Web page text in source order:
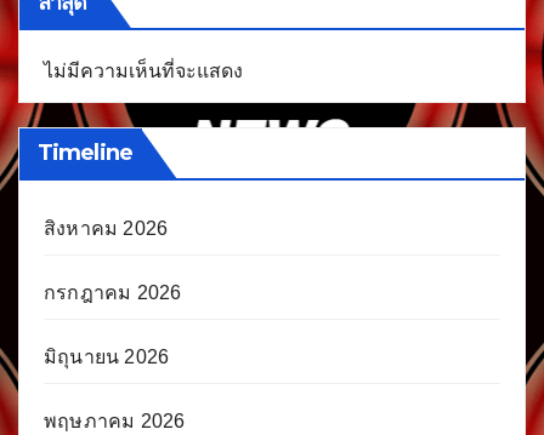
ไม่มีความเห็นที่จะแสดง
Timeline
สิงหาคม 2026
กรกฎาคม 2026
มิถุนายน 2026
พฤษภาคม 2026